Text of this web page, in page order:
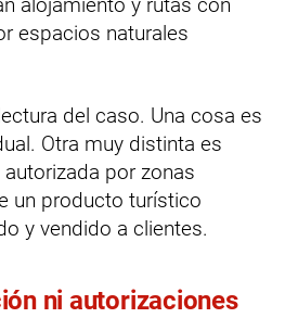
alojamiento y rutas con
espacios naturales
del caso. Una cosa es
Otra muy distinta es
por zonas
un producto turístico
y vendido a clientes.
ni autorizaciones